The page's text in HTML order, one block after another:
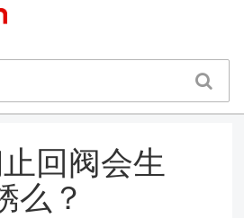
回阀会生
么？